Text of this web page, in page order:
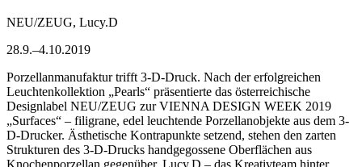
NEU/ZEUG, Lucy.D
28.9.–4.10.2019
Porzellanmanufaktur trifft 3-D-Druck. Nach der erfolgreichen
Leuchtenkollektion „Pearls“ präsentierte das österreichische
Designlabel NEU/ZEUG zur VIENNA DESIGN WEEK 2019
„Surfaces“ – filigrane, edel leuchtende Porzellanobjekte aus dem 3-
D-Drucker. Ästhetische Kontrapunkte setzend, stehen den zarten
Strukturen des 3-D-Drucks handgegossene Oberflächen aus